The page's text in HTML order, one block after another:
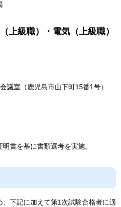
上級職）・電気（上級職）
議室（鹿児島市山下町15番1号）
書を基に書類選考を実施。
下記に加えて第1次試験合格者に適